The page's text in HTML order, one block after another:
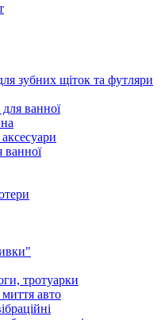
зубних щіток та футляри
ванної
ванної
тротуарки
авто